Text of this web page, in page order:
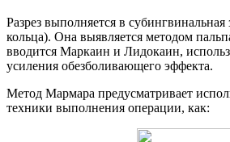
Разрез выполняется в субингвинальная
кольца). Она выявляется методом
вводится Маркаин и Лидокаин,
усиления обезболивающего эффекта.
Метод Мармара предусматривает
техники выполнения операции, как: